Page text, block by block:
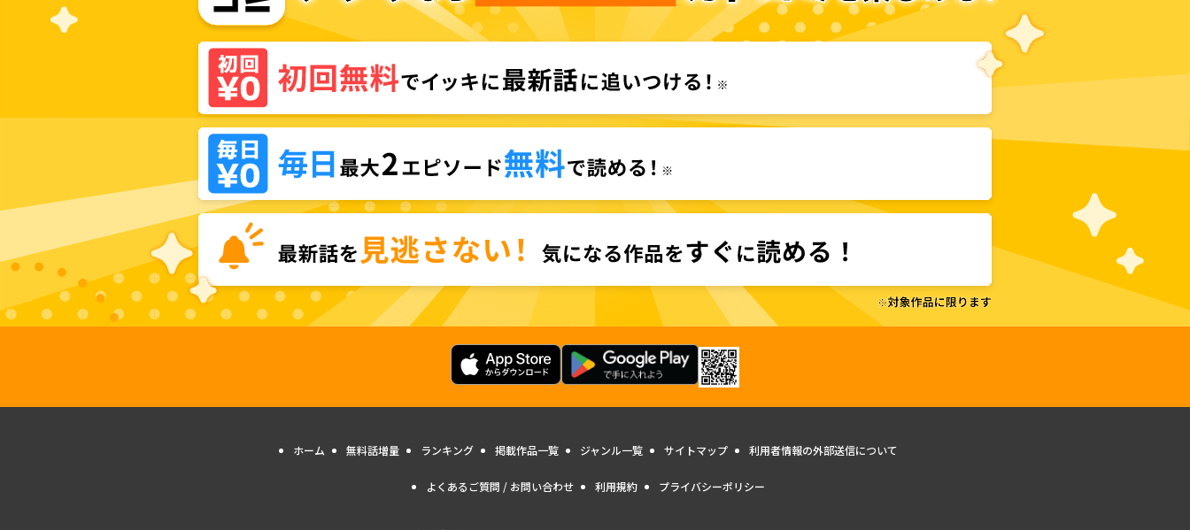
ホーム 無料話増量 ランキング 掲載作品一覧 ジャンル一覧 サイトマップ 利用者情報の外部送信について
よくあるご質問 / お問い合わせ 利用規約 プライバシーポリシー